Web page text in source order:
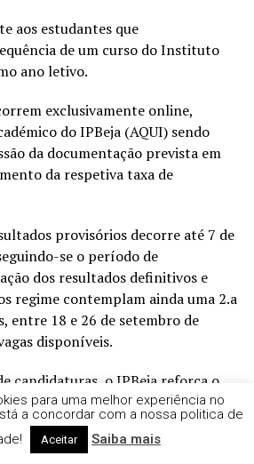
aos estudantes que
de um curso do Instituto
ano letivo.
exclusivamente online,
do IPBeja (AQUI) sendo
da documentação prevista em
da respetiva taxa de
provisórios decorre até 7 de
se o período de
dos resultados definitivos e
regime contemplam ainda uma 2.a
entre 18 e 26 de setembro de
disponíveis.
candidaturas, o IPBeja reforça o
a promoção de percursos
ao ensino superior, valorizando
da vida, a mobilidade
para uma melhor experiência no
a concordar com a nossa politica de
Aceitar Saiba mais